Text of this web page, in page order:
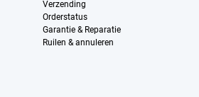
Verzending
Orderstatus
Garantie & Reparatie
Ruilen & annuleren